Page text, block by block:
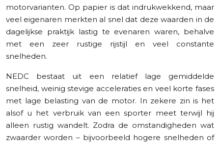
motorvarianten. Op papier is dat indrukwekkend, maar
veel eigenaren merkten al snel dat deze waarden in de
dagelijkse praktijk lastig te evenaren waren, behalve
met een zeer rustige rijstijl en veel constante
snelheden.
NEDC bestaat uit een relatief lage gemiddelde
snelheid, weinig stevige acceleraties en veel korte fases
met lage belasting van de motor. In zekere zin is het
alsof u het verbruik van een sporter meet terwijl hij
alleen rustig wandelt. Zodra de omstandigheden wat
zwaarder worden – bijvoorbeeld hogere snelheden of